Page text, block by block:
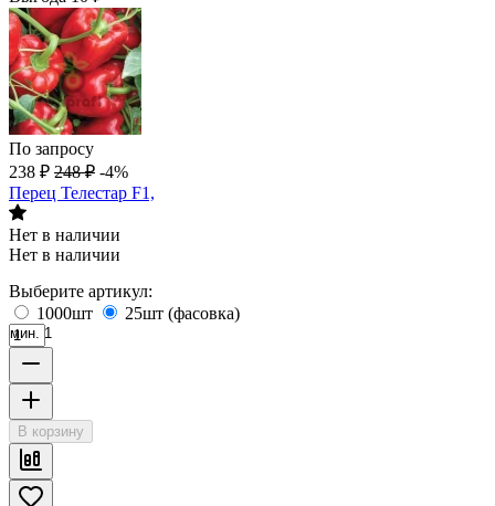
По запросу
238 ₽ 248 ₽ -4%
Перец Телестар F1,
Нет в наличии
Нет в наличии
Выберите артикул:
1000шт
25шт (фасовка)
мин. 1
В корзину